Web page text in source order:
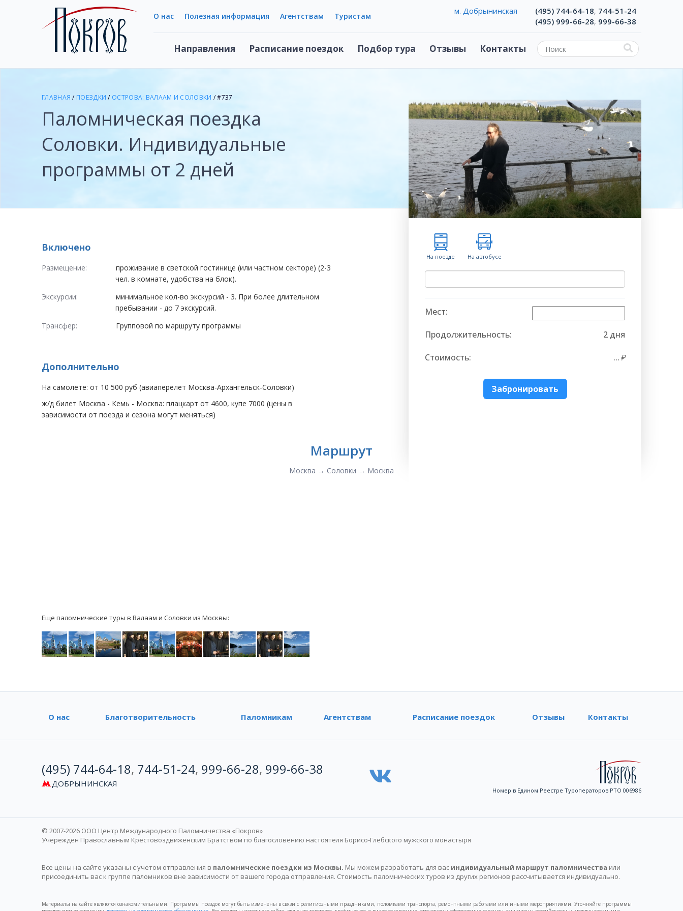
О нас Полезная информация Агентствам Туристам
Направления Расписание поездок Подбор тура Отзывы Контакты
м. Добрынинская (495) 744-64-18, 744-51-24
(495) 999-66-28, 999-66-38
ГЛАВНАЯ / ПОЕЗДКИ / ОСТРОВА: ВАЛААМ И СОЛОВКИ / #737
Паломническая поездка
Соловки. Индивидуальные
программы от 2 дней
На поезде На автобусе
Мест:
Продолжительность: 2 дня
Стоимость: ...
Забронировать
Включено
Размещение:
проживание в светской гостинице (или частном секторе) (2-3
чел. в комнате, удобства на блок).
Экскурсии:
минимальное кол-во экскурсий - 3. При более длительном
пребывании - до 7 экскурсий.
Трансфер:
Групповой по маршруту программы
Дополнительно
На самолете: от 10 500 руб (авиаперелет Москва-Архангельск-Соловки)
ж/д билет Москва - Кемь - Москва: плацкарт от 4600, купе 7000 (цены в
зависимости от поезда и сезона могут меняться)
Маршрут
Москва → Соловки → Москва
Еще паломнические туры в Валаам и Соловки из Москвы:
О нас Благотворительность Паломникам Агентствам Расписание поездок Отзывы Контакты
(495) 744-64-18, 744-51-24, 999-66-28, 999-66-38
ДОБРЫНИНСКАЯ
Номер в Едином Реестре Туроператоров РТО 006986
© 2007-2026 ООО Центр Международного Паломничества «Покров»
Учережден Православным Крестовоздвиженским Братством по благословению настоятеля Борисо-Глебского мужского монастыря
Все цены на сайте указаны с учетом отправления в паломнические поездки из Москвы. Мы можем разработать для вас индивидуальный маршрут паломничества или
присоединить вас к группе паломников вне зависимости от вашего города отправления. Стоимость паломнических туров из других регионов рассчитывается индивидуально.
Материалы на сайте являются ознакомительными. Программы поездок могут быть изменены в связи с религиозными праздниками, поломками транспорта, ремонтными работами или иными мероприятиями. Уточняйте программы